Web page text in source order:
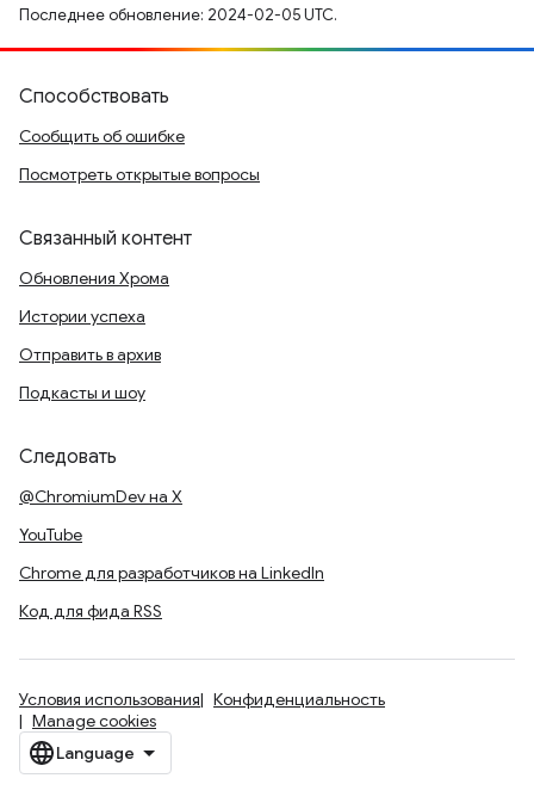
Последнее обновление: 2024-02-05 UTC.
Способствовать
Сообщить об ошибке
Посмотреть открытые вопросы
Связанный контент
Обновления Хрома
Истории успеха
Отправить в архив
Подкасты и шоу
Следовать
@ChromiumDev на X
YouTube
Chrome для разработчиков на LinkedIn
Код для фида RSS
Условия использования
Конфиденциальность
Manage cookies